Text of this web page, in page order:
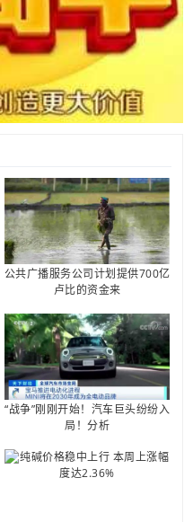
公共广播服务公司计划提供700亿
卢比的资金来
“战争”刚刚开始！汽车巨头纷纷入
局！分析